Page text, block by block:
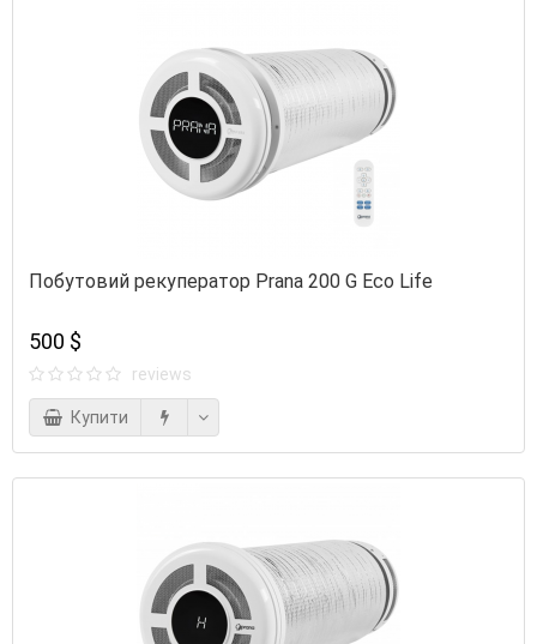
Побутовий рекуператор Prana 200 G Eco Life
500 $
reviews
Купити